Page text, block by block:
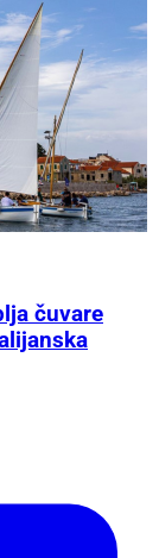
čuvare